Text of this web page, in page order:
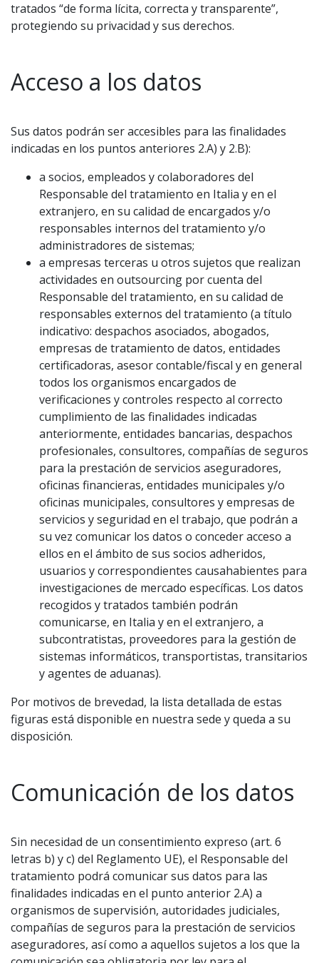
tratados “de forma lícita, correcta y transparente”,
protegiendo su privacidad y sus derechos.
Acceso a los datos
Sus datos podrán ser accesibles para las finalidades
indicadas en los puntos anteriores 2.A) y 2.B):
a socios, empleados y colaboradores del
Responsable del tratamiento en Italia y en el
extranjero, en su calidad de encargados y/o
responsables internos del tratamiento y/o
administradores de sistemas;
a empresas terceras u otros sujetos que realizan
actividades en outsourcing por cuenta del
Responsable del tratamiento, en su calidad de
responsables externos del tratamiento (a título
indicativo: despachos asociados, abogados,
empresas de tratamiento de datos, entidades
certificadoras, asesor contable/fiscal y en general
todos los organismos encargados de
verificaciones y controles respecto al correcto
cumplimiento de las finalidades indicadas
anteriormente, entidades bancarias, despachos
profesionales, consultores, compañías de seguros
para la prestación de servicios aseguradores,
oficinas financieras, entidades municipales y/o
oficinas municipales, consultores y empresas de
servicios y seguridad en el trabajo, que podrán a
su vez comunicar los datos o conceder acceso a
ellos en el ámbito de sus socios adheridos,
usuarios y correspondientes causahabientes para
investigaciones de mercado específicas. Los datos
recogidos y tratados también podrán
comunicarse, en Italia y en el extranjero, a
subcontratistas, proveedores para la gestión de
sistemas informáticos, transportistas, transitarios
y agentes de aduanas).
Por motivos de brevedad, la lista detallada de estas
figuras está disponible en nuestra sede y queda a su
disposición.
Comunicación de los datos
Sin necesidad de un consentimiento expreso (art. 6
letras b) y c) del Reglamento UE), el Responsable del
tratamiento podrá comunicar sus datos para las
finalidades indicadas en el punto anterior 2.A) a
organismos de supervisión, autoridades judiciales,
compañías de seguros para la prestación de servicios
aseguradores, así como a aquellos sujetos a los que la